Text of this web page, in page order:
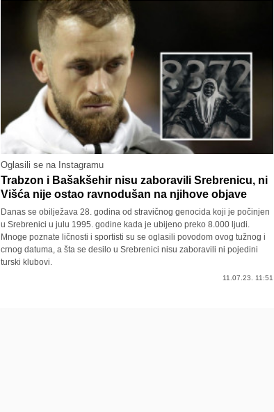
Oglasili se na Instagramu
Trabzon i Bašakšehir nisu zaboravili Srebrenicu, ni
Višća nije ostao ravnodušan na njihove objave
Danas se obilježava 28. godina od stravičnog genocida koji je počinjen
u Srebrenici u julu 1995. godine kada je ubijeno preko 8.000 ljudi.
Mnoge poznate ličnosti i sportisti su se oglasili povodom ovog tužnog i
crnog datuma, a šta se desilo u Srebrenici nisu zaboravili ni pojedini
turski klubovi.
11.07.23. 11:51